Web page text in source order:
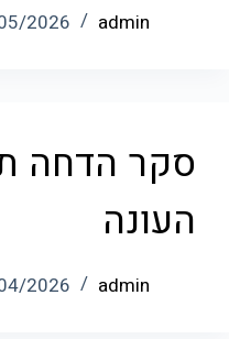
admin
2026
סקר הדחה
העונה
admin
2026